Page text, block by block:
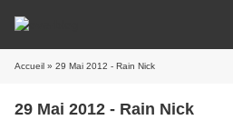
Accueil » 29 Mai 2012 - Rain Nick
29 Mai 2012 - Rain Nick